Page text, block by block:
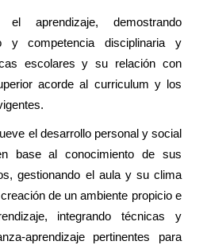
aprendizaje, demostrando
y competencia disciplinaria y
escolares y su relación con
acorde al curriculum y los
el desarrollo personal y social
base al conocimiento de sus
gestionando el aula y su clima
de un ambiente propicio e
integrando técnicas y
aprendizaje pertinentes para